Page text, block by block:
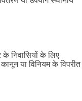
के निवासियों के लिए
या विनियम के विपरीत